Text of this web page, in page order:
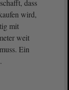
dass
wird,
mit
weit
Ein